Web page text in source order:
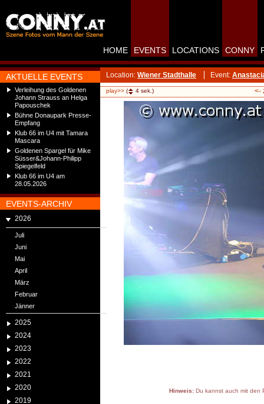
AKTUELLE EVENTS
Verleihung des Goldenen
Johann Strauss an Helga
Papouschek
Bühne Donaupark Presse-
Empfang
Klub 66 im U4 mit Tamara
Mascara
Goldenen Spargel für Mike
Süsser&Johann-Philipp
Spiegelfeld
Klub 66 im U4 am
28.05.2026
EVENTS-ARCHIV
2026
Juli
Juni
Mai
April
März
Februar
Jänner
2025
2024
2023
2022
2021
2020
2019
HOME EVENTS LOCATIONS CONNY
Location: Wiener Stadthalle Event:
play>> ( 4 sek.) <-
Hinweis:Du kannst auch mit den